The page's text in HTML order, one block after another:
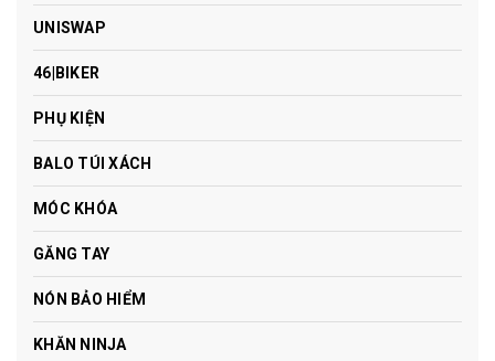
UNISWAP
46|BIKER
PHỤ KIỆN
BALO TÚI XÁCH
MÓC KHÓA
GĂNG TAY
NÓN BẢO HIỂM
KHĂN NINJA